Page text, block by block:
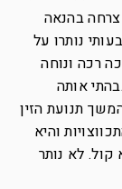
צרחה בהנאה
נותרו על
רכה ונוחה
אותה
תנועת הזין
והיא
לא נותר